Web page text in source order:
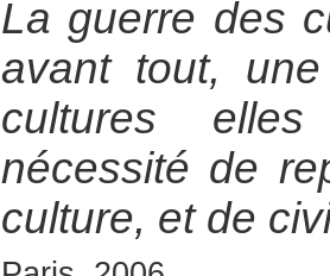
La guerre des
avant tout,
cultures
nécessité de
culture, et de